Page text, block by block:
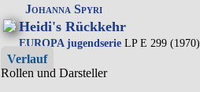
Johanna Spyri
Heidi's Rückkehr
EUROPA jugendserie LP E 299 (1970)
Verlauf
Rollen und Darsteller